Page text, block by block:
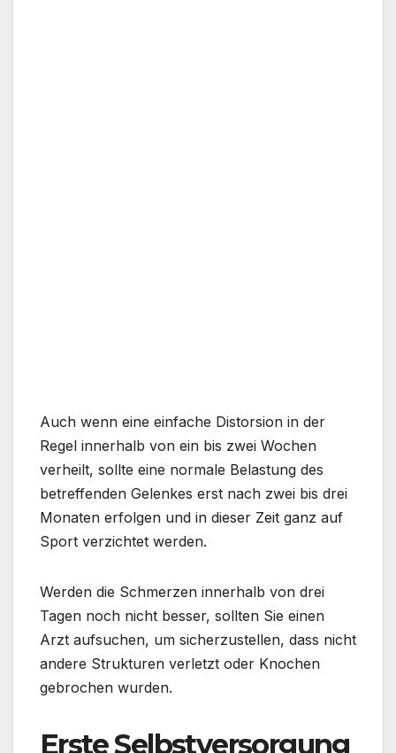
Auch wenn eine einfache Distorsion in der
Regel innerhalb von ein bis zwei Wochen
verheilt, sollte eine normale Belastung des
betreffenden Gelenkes erst nach zwei bis drei
Monaten erfolgen und in dieser Zeit ganz auf
Sport verzichtet werden.
Werden die Schmerzen innerhalb von drei
Tagen noch nicht besser, sollten Sie einen
Arzt aufsuchen, um sicherzustellen, dass nicht
andere Strukturen verletzt oder Knochen
gebrochen wurden.
Erste Selbstversorgung